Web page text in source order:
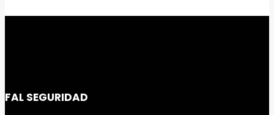
FAL SEGURIDAD